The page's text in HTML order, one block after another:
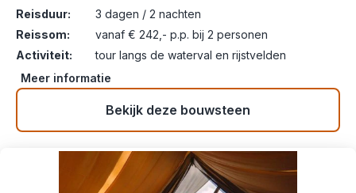
Reisduur:
3 dagen / 2 nachten
Reissom:
vanaf € 242,- p.p. bij 2 personen
Activiteit:
tour langs de waterval en rijstvelden
Meer informatie
Bekijk deze bouwsteen